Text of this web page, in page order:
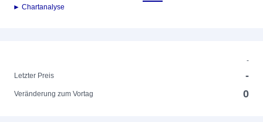
► Chartanalyse
-
Letzter Preis
-
Veränderung zum Vortag 0